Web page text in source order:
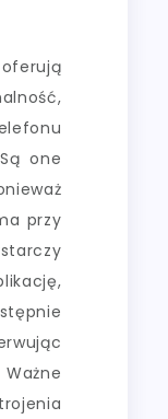
one
przy